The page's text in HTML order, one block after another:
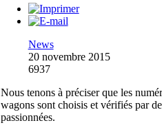
News
20 novembre 2015
6937
Nous tenons à préciser que les
wagons sont choisis et vérifiés par
passionnées.